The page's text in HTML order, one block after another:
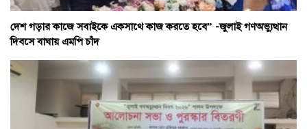
দেশ গড়ার কাজে সবাইকে একসাথে কাজ করতে হবে” -জুলাই গণঅভ্যুত্থান
দিবসে বাঘায় এমপি চাঁদ